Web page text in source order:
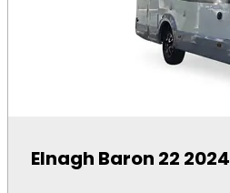
Elnagh Baron 22 2024